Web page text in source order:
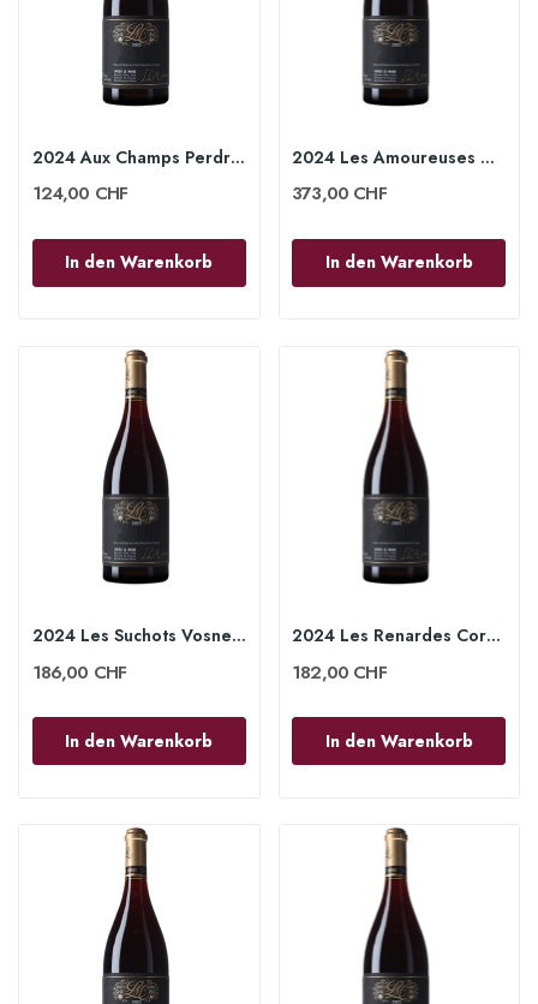
2024 Aux Champs Perdrix Vosne-Romanée 1er Cru...
124,00 CHF
In den Warenkorb
2024 Les Amoureuses Chambolle-Musigny 1er Cru...
373,00 CHF
In den Warenkorb
2024 Les Suchots Vosne-Romanée 1er Cru 75cl -...
186,00 CHF
In den Warenkorb
2024 Les Renardes Corton Grand Cru 75cl -...
182,00 CHF
In den Warenkorb